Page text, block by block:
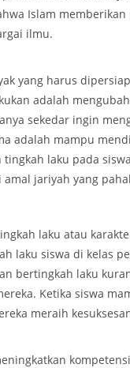
Islam
ilmu.
yang harus
adalah
sekedar ingin
adalah mampu
laku pada
jariyah yang
laku atau
laku siswa di kelas
bertingkah laku
Ketika siswa
meraih